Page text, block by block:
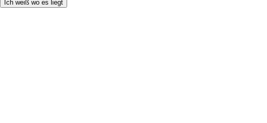
Ich weiß wo es liegt